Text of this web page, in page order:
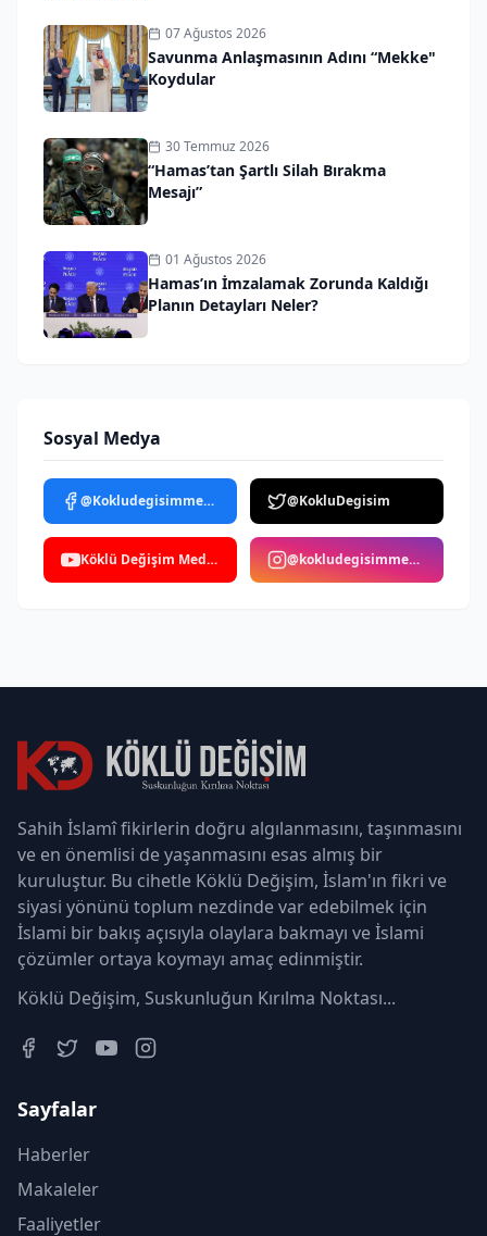
07 Ağustos 2026
Savunma Anlaşmasının Adını “Mekke"
Koydular
30 Temmuz 2026
“Hamas’tan Şartlı Silah Bırakma
Mesajı”
01 Ağustos 2026
Hamas’ın İmzalamak Zorunda Kaldığı
Planın Detayları Neler?
Sosyal Medya
@Kokludegisimmedya @KokluDegisim
Köklü Değişim Medya @kokludegisimmedya
Sahih İslamî fikirlerin doğru algılanmasını, taşınmasını
ve en önemlisi de yaşanmasını esas almış bir
kuruluştur. Bu cihetle Köklü Değişim, İslam'ın fikri ve
siyasi yönünü toplum nezdinde var edebilmek için
İslami bir bakış açısıyla olaylara bakmayı ve İslami
çözümler ortaya koymayı amaç edinmiştir.
Köklü Değişim, Suskunluğun Kırılma Noktası...
Sayfalar
Haberler
Makaleler
Faaliyetler